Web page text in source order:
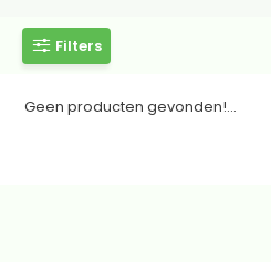
Filters
Geen producten gevonden!...